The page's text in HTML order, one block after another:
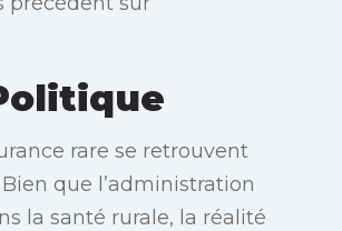
rare se retrouvent
que l’administration
la santé rurale, la réalité